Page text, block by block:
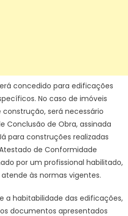
concedido para edificações
No caso de imóveis
será necessário
Conclusão de Obra, assinada
para construções realizadas
de Conformidade
por um profissional habilitado,
às normas vigentes.
a habitabilidade das edificações,
documentos apresentados